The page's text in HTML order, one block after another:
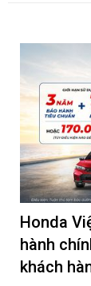
Honda
hành
khách